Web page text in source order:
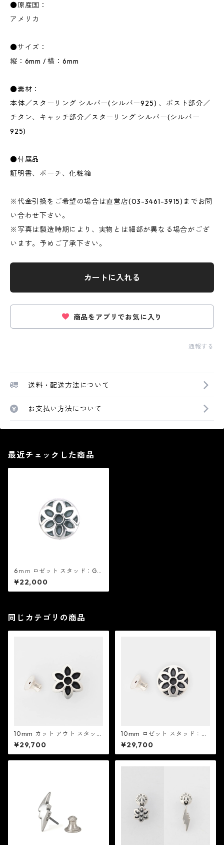
●原産国：
アメリカ
●サイズ：
縦：6mm / 横：6mm
●素材：
本体／スターリング シルバー(シルバー925) 、ポスト部分／
チタン、キャッチ部分／スターリング シルバー(シルバー
925)
●付属品
証明書、ポーチ、化粧箱
※代金引換をご希望の場合は直営店(03-3461-3915)までお問
い合わせ下さい。
※写真は製造時期により、実物とは細部が異なる場合がござ
います。予めご了承下さい。
カートに入れる
商品をアプリでお気に入り
通報する
送料・配送方法について
お支払い方法について
最近チェックした商品
6ｍｍ ロゼット スタッド：Go
od Art HLYWD グッド アート
ハリウッド
¥22,000
同じカテゴリの商品
10mm カット アウト スタッ
ド：Good Art HLYWD グッド
アート ハリウッド
¥29,700
10mm ロゼット スタッド：G
ood Art HLYWD グッド アー
ト ハリウッド
¥29,700